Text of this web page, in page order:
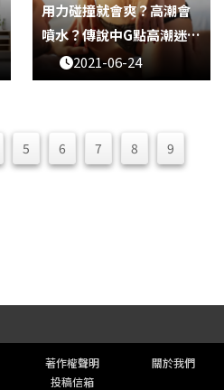
用力碰撞就會爽？高潮會
噴水？傳說中G點高潮迷思
大解密！2021-06-24
5 6 7 8 9
著作權聲明
關於我們
投稿信箱